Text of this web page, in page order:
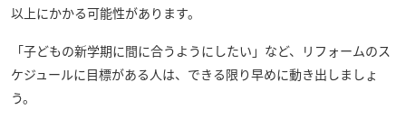
以上にかかる可能性があります。
「子どもの新学期に間に合うようにしたい」など、リフォームのス
ケジュールに目標がある人は、できる限り早めに動き出しましょ
う。